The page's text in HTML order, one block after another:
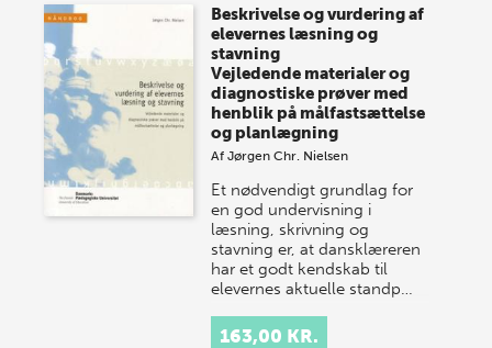
onsdag den 10. j…
Beskrivelse og vurdering af
elevernes læsning og
stavning
Vejledende materialer og
diagnostiske prøver med
henblik på målfastsættelse
og planlægning
AfJørgen Chr. Nielsen
Et nødvendigt grundlag for
en god undervisning i
læsning, skrivning og
stavning er, at dansklæreren
har et godt kendskab til
elevernes aktuelle standp…
163,00 KR.